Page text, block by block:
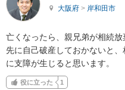
大阪府 > 岸和田市
亡くなったら、親兄弟が相続放
先に自己破産しておかないと
に支障が生じると思います。
役に立った 1